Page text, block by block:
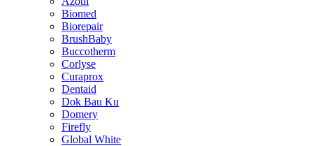
Biomed
Biorepair
BrushBaby
Buccotherm
Corlyse
Curaprox
Dentaid
Dok Bau Ku
Domery
Firefly
Global White